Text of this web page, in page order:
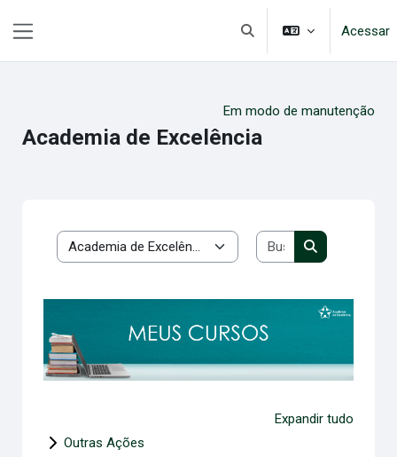
Alternar entrada de
Acessar
Em modo de manutenção
Academia de Excelência
Categorias
Buscar cursos
Buscar cursos
Expandir tudo
Outras Ações